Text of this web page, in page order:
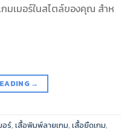
มเมอร์ในสไตล์ของคุณ สำห
→
อร์, เสื้อพิมพ์ลายเกม, เสื้อยืดเกม,